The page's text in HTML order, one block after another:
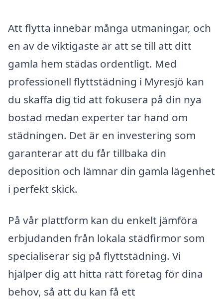
Att flytta innebär många utmaningar, och
en av de viktigaste är att se till att ditt
gamla hem städas ordentligt. Med
professionell flyttstädning i Myresjö kan
du skaffa dig tid att fokusera på din nya
bostad medan experter tar hand om
städningen. Det är en investering som
garanterar att du får tillbaka din
deposition och lämnar din gamla lägenhet
i perfekt skick.
På vår plattform kan du enkelt jämföra
erbjudanden från lokala städfirmor som
specialiserar sig på flyttstädning. Vi
hjälper dig att hitta rätt företag för dina
behov, så att du kan få ett